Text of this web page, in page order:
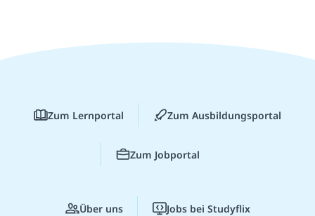
Zum Lernportal Zum Ausbildungsportal
Zum Jobportal
Über uns Jobs bei Studyflix